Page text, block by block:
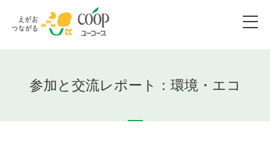
参加と交流レポート：環境・エコ